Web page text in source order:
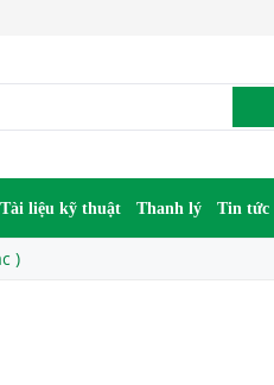
Tài liệu kỹ thuật Thanh lý Tin tức
)